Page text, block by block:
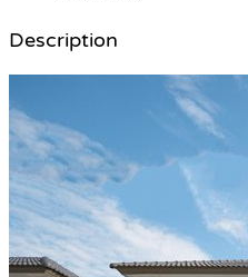
Description